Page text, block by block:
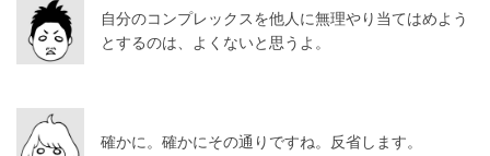
自分のコンプレックスを他人に無理やり当てはめよう
とするのは、よくないと思うよ。
確かに。確かにその通りですね。反省します。